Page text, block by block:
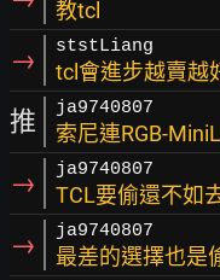
教tcl
→ ststLiang
tcl會進步越賣越
推 ja9740807
索尼連RGB-
→ ja9740807
TCL要偷還不如
→ ja9740807
最差的選擇也是